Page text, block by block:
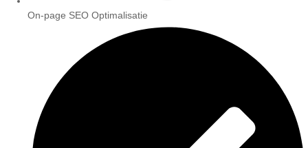
On-page SEO Optimalisatie